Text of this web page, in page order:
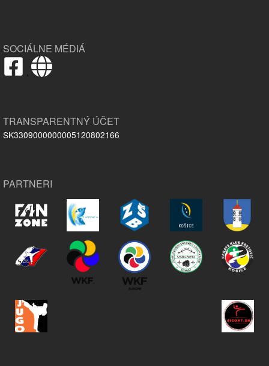
SOCIÁLNE MÉDIÁ
,
TRANSPARENTNÝ ÚČET
SK3309000000005120802166
PARTNERI